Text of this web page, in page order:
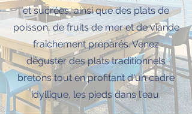
et sucrées, ainsi que des plats de
poisson, de fruits de mer et de viande
fraîchement préparés. Venez
déguster des plats traditionnels
bretons tout en profitant d'un cadre
idyllique, les pieds dans l'eau.